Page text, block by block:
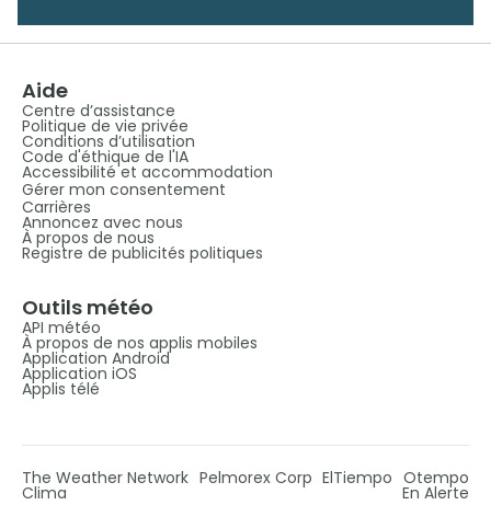
Aide
Centre d’assistance
Politique de vie privée
Conditions d’utilisation
Code d'éthique de l'IA
Accessibilité et accommodation
Gérer mon consentement
Carrières
Annoncez avec nous
À propos de nous
Registre de publicités politiques
Outils météo
API météo
À propos de nos applis mobiles
Application Android
Application iOS
Applis télé
The Weather Network Pelmorex Corp ElTiempo Otempo
Clima En Alerte